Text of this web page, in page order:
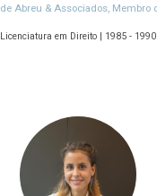
Licenciatura em Direito | 1985 - 1990